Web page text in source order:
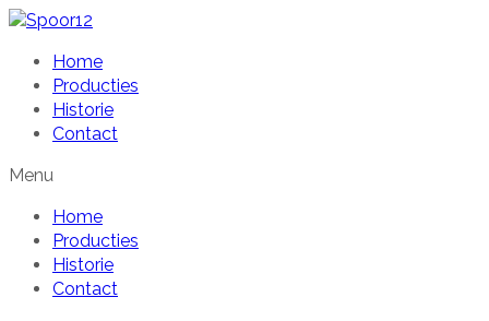
Home
Producties
Historie
Contact
Menu
Home
Producties
Historie
Contact